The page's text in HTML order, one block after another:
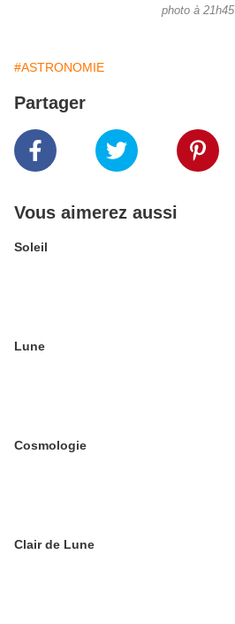
photo à 21h45
#ASTRONOMIE
Partager
Vous aimerez aussi
Soleil
Lune
Cosmologie
Clair de Lune